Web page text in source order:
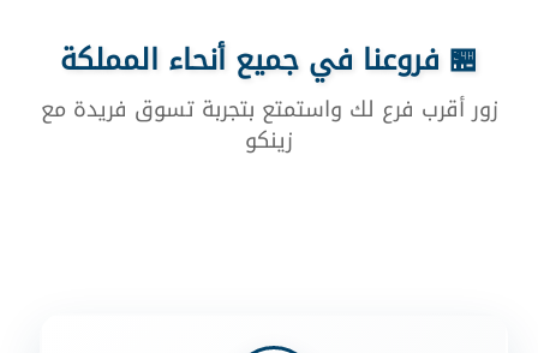
🏪 فروعنا في جميع أنحاء المملكة
زور أقرب فرع لك واستمتع بتجربة تسوق فريدة مع
زينكو